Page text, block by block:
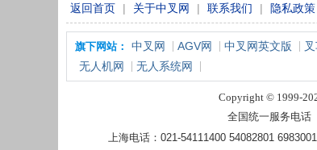
返回首页 | 关于中叉网 | 联系我们 | 隐私政策
旗下网站： 中叉网 AGV网 中叉网英文版
无人机网
无人系统网
Copyright © 1999-
全国统一服务电话
上海电话：021-54111400 54082801